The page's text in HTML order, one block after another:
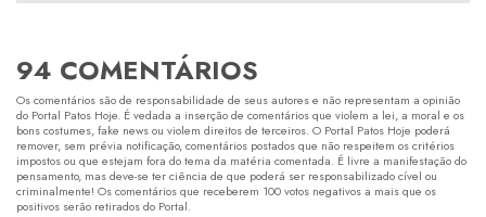
94 COMENTÁRIOS
Os comentários são de responsabilidade de seus autores e não representam a opinião
do Portal Patos Hoje. É vedada a inserção de comentários que violem a lei, a moral e os
bons costumes, fake news ou violem direitos de terceiros. O Portal Patos Hoje poderá
remover, sem prévia notificação, comentários postados que não respeitem os critérios
impostos ou que estejam fora do tema da matéria comentada. É livre a manifestação do
pensamento, mas deve-se ter ciência de que poderá ser responsabilizado cível ou
criminalmente! Os comentários que receberem 100 votos negativos a mais que os
positivos serão retirados do Portal.